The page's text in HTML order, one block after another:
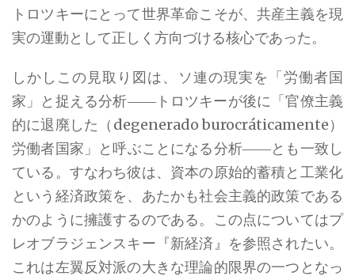
トロツキーにとって世界革命こそが、共産主義を現
実の運動として正しく方向づける核心であった。
しかしこの見取り図は、ソ連の現実を「労働者国
家」と捉える分析――トロツキーが後に「官僚主義
的に退廃した（degenerado burocráticamente）
労働者国家」と呼ぶことになる分析――とも一致し
ている。すなわち彼は、資本の原始的蓄積と工業化
という経済政策を、あたかも社会主義的政策である
かのように擁護するのである。この点についてはプ
レオブラジェンスキー『新経済』を参照されたい。
これは左翼反対派の大きな理論的限界の一つとなっ